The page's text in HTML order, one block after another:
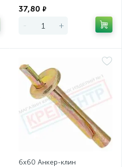
37,80 ₽
- +
6х60 Анкер-клин